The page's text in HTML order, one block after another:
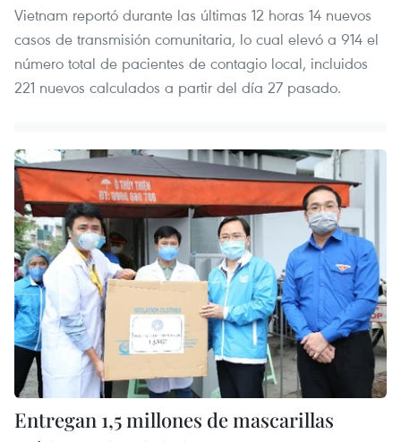
Vietnam reportó durante las últimas 12 horas 14 nuevos
casos de transmisión comunitaria, lo cual elevó a 914 el
número total de pacientes de contagio local, incluidos
221 nuevos calculados a partir del día 27 pasado.
Entregan 1,5 millones de mascarillas